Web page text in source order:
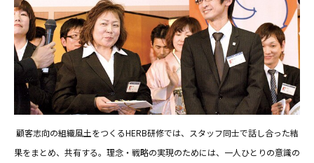
顧客志向の組織風土をつくるHERB研修では、スタッフ同士で話し合った結
果をまとめ、共有する。理念・戦略の実現のためには、一人ひとりの意識の